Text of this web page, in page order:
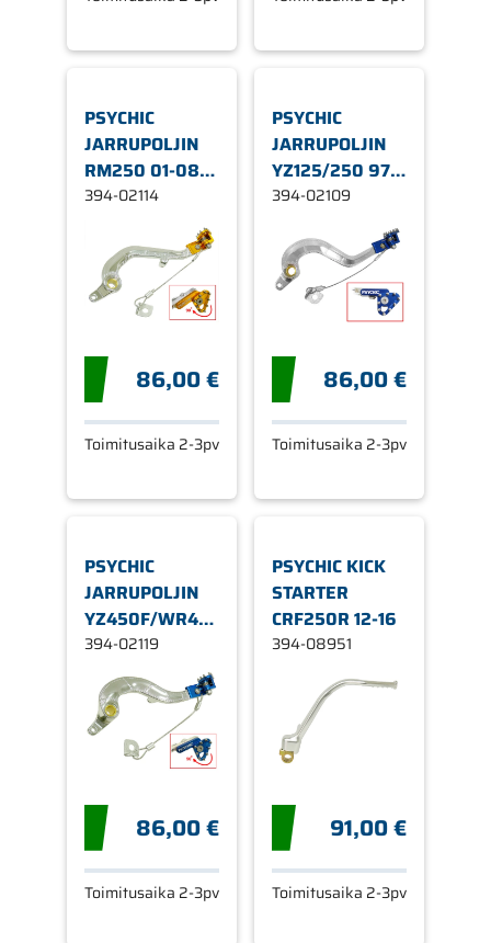
PSYCHIC
JARRUPOLJIN
RM250 01-08
KULTA
394-02114
86,00 €
Toimitusaika 2-3pv
PSYCHIC
JARRUPOLJIN
YZ125/250 97-
14 SINI
394-02109
86,00 €
Toimitusaika 2-3pv
PSYCHIC
JARRUPOLJIN
YZ450F/WR450F
SININE
394-02119
86,00 €
Toimitusaika 2-3pv
PSYCHIC KICK
STARTER
CRF250R 12-16
394-08951
91,00 €
Toimitusaika 2-3pv